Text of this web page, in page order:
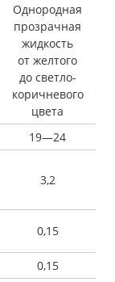
Однородная
прозрачная
жидкость
от желтого
до светло-
коричневого
цвета
19—24
3,2
0,15
0,15